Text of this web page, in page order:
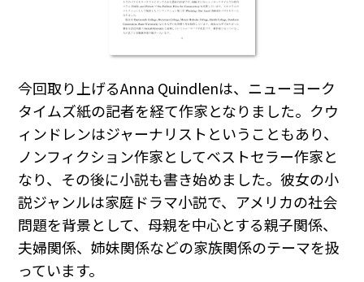
今回取り上げるAnna Quindlenは、ニューヨーク
タイムズ紙の記者を経て作家となりました。クウ
ィンドレンはジャーナリストということもあり、
ノンフィクション作家としてベストセラー作家と
なり、その後に小説も書き始めました。彼女の小
説ジャンルは家庭ドラマ小説で、アメリカの社会
問題を背景として、母親を中心とする親子関係、
夫婦関係、姉妹関係などの家族関係のテーマを扱
っています。